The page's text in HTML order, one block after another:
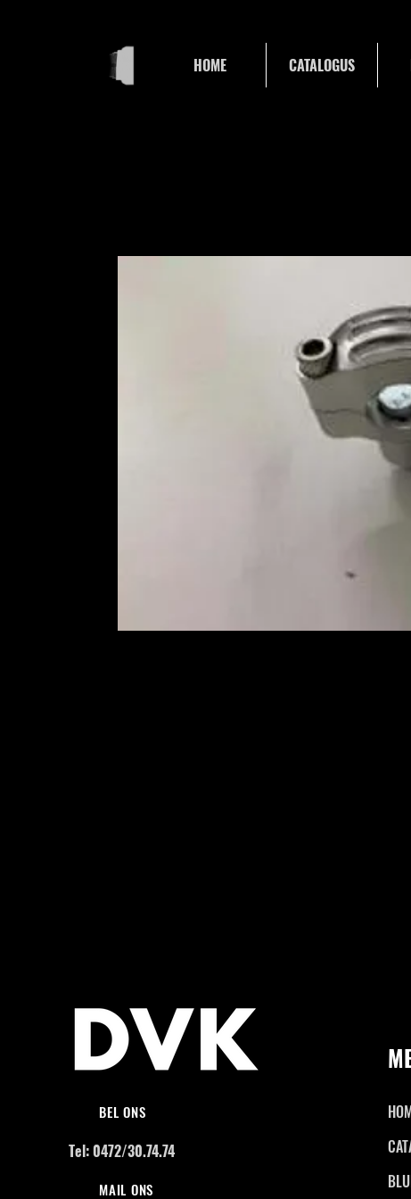
HOME CATALOGUS
BEL ONS
Tel: 0472/30.74.74
MAIL ONS